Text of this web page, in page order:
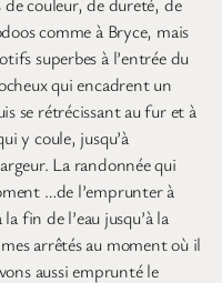
comme à Bryce, mais
superbes à l’entrée du
qui encadrent un
se rétrécissant au fur et à
y coule, jusqu’à
La randonnée qui
…de l’emprunter à
fin de l’eau jusqu’à la
arrêtés au moment où il
aussi emprunté le